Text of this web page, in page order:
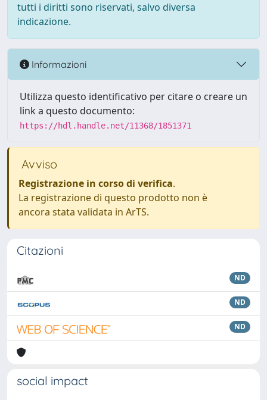
tutti i diritti sono riservati, salvo diversa
indicazione.
Informazioni
Utilizza questo identificativo per citare o creare un
link a questo documento:
https://hdl.handle.net/11368/1851371
Avviso
Registrazione in corso di verifica.
La registrazione di questo prodotto non è
ancora stata validata in ArTS.
Citazioni
ND
ND
ND
social impact